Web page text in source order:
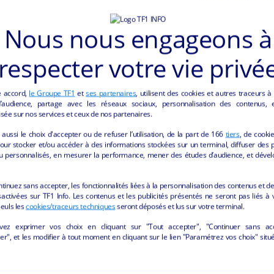
MYTHIC et les avis sur Google business et tripadvisor et référencé
après 14 ans de service avec beaucoup de plaisir. Demande
ET RESTAURATION" DE LA
Nous nous engageons à
respecter votre vie
accord, le Groupe TF1 etses partenaires, utilisent des cookies et autres traceurs à
partage avec les réseaux sociaux, personnalisation des contenus,
sur nos services et ceux de nos partenaires.
aussi le choix d'accepter ou de refuser l’utilisation, de la part de 166 tiers, de
stocker et/ou accéder à des informations stockées sur un terminal, diffuser des
personnalisés, en mesurer la performance, mener des études d’audience, et
sans accepter, les fonctionnalités liées à la personnalisation des contenus et
sur TF1 Info. Les contenus et les publicités présentés ne seront pas liés à
lescookies/traceurs techniquesseront déposés et lus sur votre terminal.
exprimer vos choix en cliquant sur "Tout accepter", "Continuer sans
et les modifier à tout moment en cliquant sur le lien "Paramétrez vos choix"